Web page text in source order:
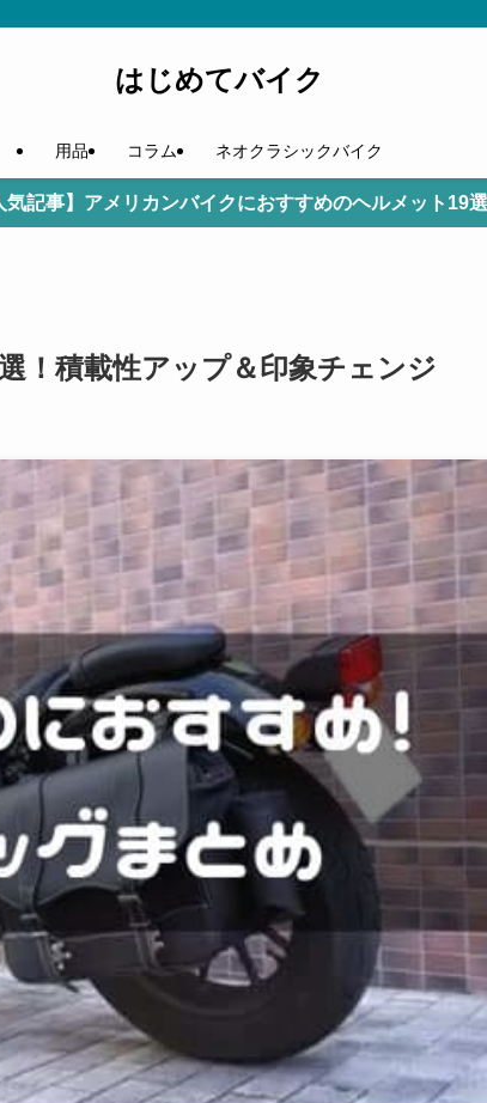
はじめてバイク
用品 コラム ネオクラシックバイク
気記事】アメリカンバイクにおすすめのヘルメット19選
！積載性アップ＆印象チェンジ